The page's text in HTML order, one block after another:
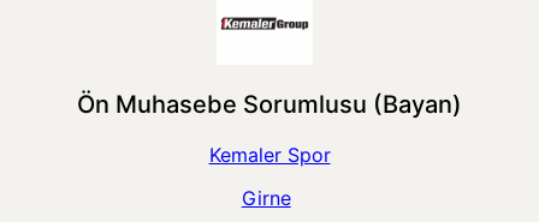
Ön Muhasebe Sorumlusu (Bayan)
Kemaler Spor
Girne